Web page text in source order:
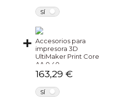
SÍ
Accesorios para
impresora 3D
UltiMaker Print Core
AA 0.40
163,29 €
SÍ